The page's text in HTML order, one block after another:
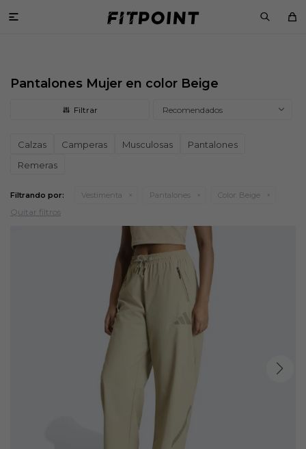

Pantalones Mujer en color Beige
Recomendados
Calzas Camperas Musculosas
Pantalones
Remeras
Filtrando por: Vestimenta Pantalones Color: Beige
Quitar filtros